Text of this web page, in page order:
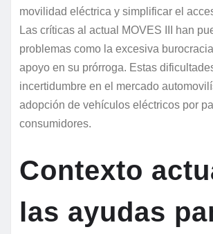
movilidad eléctrica y simplificar el
Las críticas al actual MOVES III han
problemas como la excesiva
apoyo en su prórroga. Estas
incertidumbre en el mercado
adopción de vehículos eléctricos por
consumidores.
Contexto
las ayudas